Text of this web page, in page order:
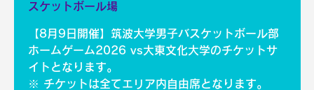
スケットボール場
【8月9日開催】筑波大学男子バスケットボール部
ホームゲーム2026 vs大東文化大学のチケットサ
イトとなります。
※ チケットは全てエリア内自由席となります。